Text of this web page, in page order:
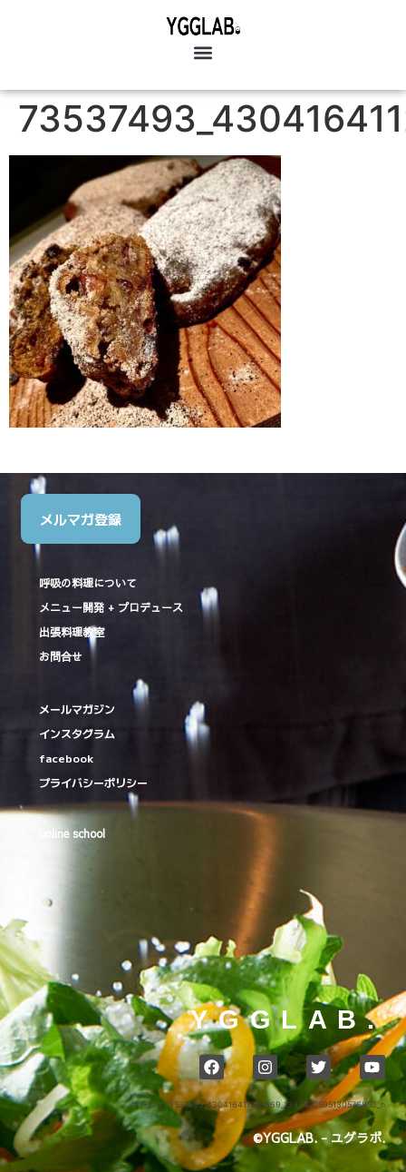
メルマガ登録
呼吸の料理について
メニュー開発 + プロデュース
出張料理教室
お問合せ
メールマガジン
インスタグラム
facebook
プライバシーポリシー
online school
YGGLAB.
ホーム ›73537493_430416411226869_1393422595130576850_n
©YGGLAB. - ユグラボ.